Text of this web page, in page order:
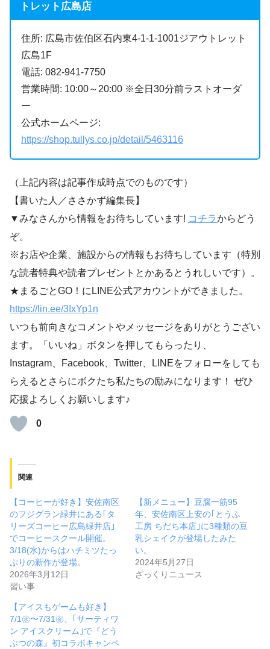
トレット広島店
住所: 広島市佐伯区石内東4-1-1-1001ジアウトレット
広島1F
電話: 082-941-7750
営業時間: 10:00～20:00 ※全日30分前ラストオーダ
ー
公式ホームページ:
https://shop.tullys.co.jp/detail/5463116
（上記内容は記事作成時点でのものです）
【書いた人／ささかず編集長】
▼みなさんから情報をお待ちしています! コチラからどう
ぞ。
※お店や企業、施設からの情報もお待ちしています（特別
な読者特典や読者プレゼントとかあるとうれしいです）。
★まるごとGO！にLINE公式アカウントができました。
https://lin.ee/3IxYp1n
いつも前向きなコメントやメッセージをありがとうござい
ます。「いいね」ボタンを押してもらったり、
Instagram、Facebook、Twitter、LINEをフォローをしても
らえるとさらにボクたち私たちの励みになります！ ぜひ
応援よろしくお願いします♪
0
関連
【コーヒーが好き】安佐南区
のフジグラン緑井にある｢タ
リーズコーヒー広島緑井店｣
でコーヒースクール開催。
3/18(水)からはハチミツたっ
ぷりの新作が登場。
2026年3月12日
習い事
【新メニュー】豆腐一筋95
年、安佐南区上安の｢とうふ
工房 ちだち本店｣に3種類の豆
乳シェイクが登場したみた
い。
2024年5月27日
ざっくりニュース
【アイスもゲームも好き】
7/1㊌〜7/31㊎、｢サーティワ
ン アイスクリーム｣で『どう
ぶつの森』初コラボキャンペ